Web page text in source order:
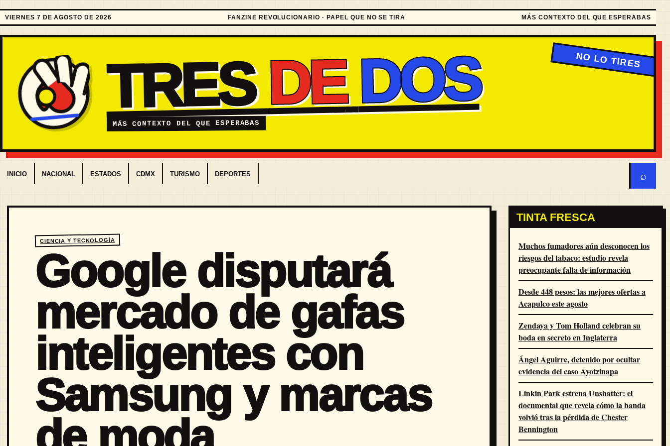
VIERNES 7 DE AGOSTO DE 2026 FANZINE REVOLUCIONARIO · PAPEL QUE NO SE TIRA MÁS CONTEXTO DEL QUE ESPERABAS
TRESDE DOS
MÁS CONTEXTO DEL QUE ESPERABAS
INICIO NACIONAL ESTADOS CDMX TURISMO DEPORTES ⌕
CIENCIA Y TECNOLOGÍA
Google disputará
mercado de gafas
inteligentes con
Samsung y marcas
TINTA FRESCA
Muchos fumadores aún desconocen los
riesgos del tabaco: estudio revela
preocupante falta de información
Desde 448 pesos: las mejores ofertas a
Acapulco este agosto
Zendaya y Tom Holland celebran su
boda en secreto en Inglaterra
Ángel Aguirre, detenido por ocultar
evidencia del caso Ayotzinapa
Linkin Park estrena Unshatter: el
documental que revela cómo la banda
volvió tras la pérdida de Chester
Bennington